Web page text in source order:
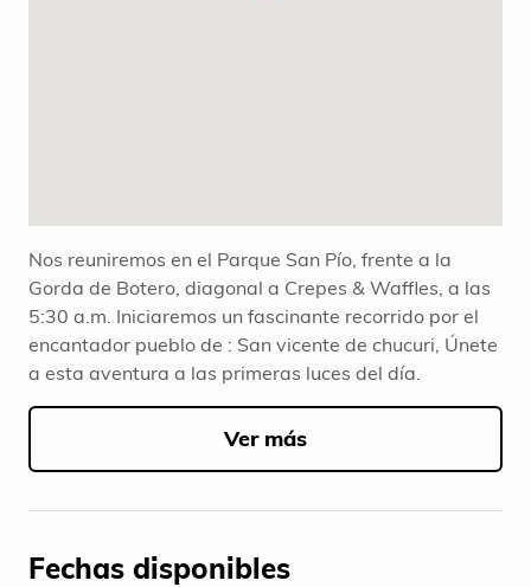
Nos reuniremos en el Parque San Pío, frente a la
Gorda de Botero, diagonal a Crepes & Waffles, a las
5:30 a.m. Iniciaremos un fascinante recorrido por el
encantador pueblo de : San vicente de chucuri, Únete
a esta aventura a las primeras luces del día.
Ver más
Fechas disponibles